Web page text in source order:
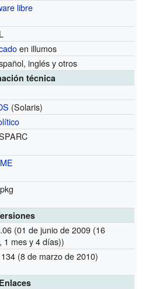
libre
en illumos
inglés y otros
técnica
(Solaris)
(01 de junio de 2009 (16
1 mes y 4 días))
(8 de marzo de 2010)
Enlaces